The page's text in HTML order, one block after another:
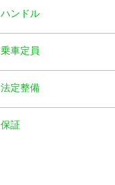
ハンドル
乗車定員
法定整備
保証